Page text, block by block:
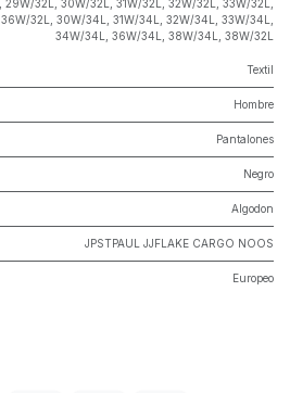
29W/32L 30W/32L 31W/32L 32W/32L 33W/32L
36W/32L 30W/34L 31W/34L 32W/34L 33W/34L
34W/34L
36W/34L 38W/34L 38W/32L
Textil
Hombre
Pantalones
Negro
Algodon
JPSTPAUL JJFLAKE CARGO NOOS
Europeo